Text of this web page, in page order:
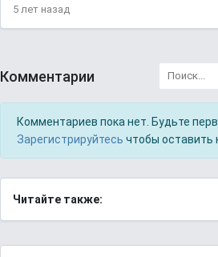
5 лет назад
Комментарии
Комментариев пока нет. Будьте
Зарегистрируйтесь чтобы оставить
Читайте также: